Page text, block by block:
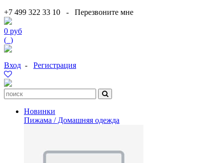
+7 499 322 33 10 - Перезвоните мне
0 руб
( )
Вход - Регистрация
Новинки
Пижама / Домашняя одежда